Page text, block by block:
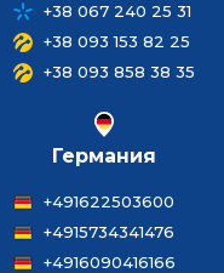
+38 067 240 25 31
+38 093 153 82 25
+38 093 858 38 35
Германия
+491622503600
+4915734341476
+4916090416166